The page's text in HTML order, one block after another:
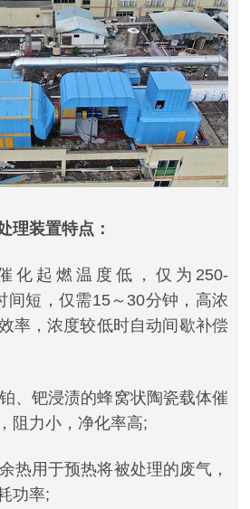
理装置特点：
化起燃温度低，仅为250-
短，仅需15～30分钟，高浓
率，浓度较低时自动间歇补偿
、钯浸渍的蜂窝状陶瓷载体催
阻力小，净化率高;
热用于预热将被处理的废气，
功率;